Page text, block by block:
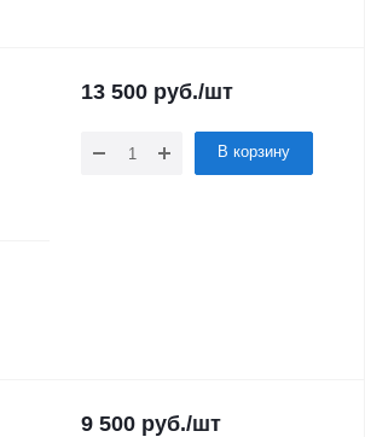
13 500 руб./шт
В корзину
9 500 руб./шт